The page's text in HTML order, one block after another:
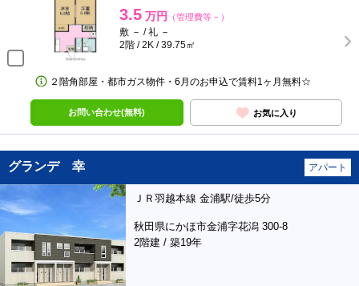
3.5 万円 （管理費等－）
敷 － / 礼 －
2階 / 2K / 39.75㎡
２階角部屋・都市ガス物件・6月のお申込で賃料1ヶ月無料☆
お問い合わせ(無料) お気に入り
グランデ 幸 アパート
ＪＲ羽越本線 金浦駅/徒歩5分
秋田県にかほ市金浦字花潟 300-8
2階建 / 築19年